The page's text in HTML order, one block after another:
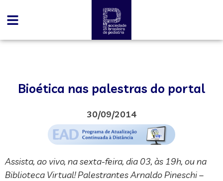
Bioética nas palestras do portal
30/09/2014
Assista, ao vivo, na sexta-feira, dia 03, às 19h, ou na
Biblioteca Virtual! Palestrantes Arnaldo Pineschi –